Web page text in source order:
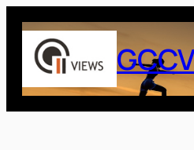
Saltar
contenido